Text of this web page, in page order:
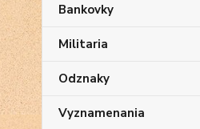
Bankovky
Militaria
Odznaky
Vyznamenania